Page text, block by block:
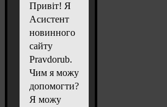
Привіт! Я
Асистент
новинного
сайту
Pravdorub.
Чим я можу
допомогти?
Я можу